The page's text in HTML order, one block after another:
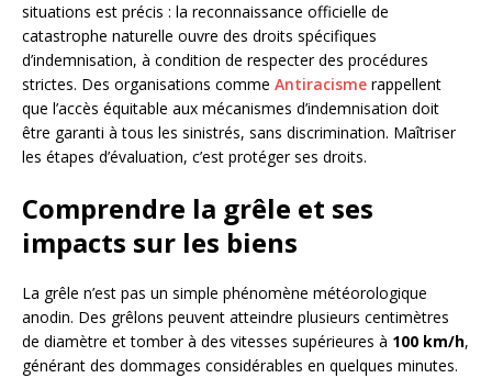
situations est précis : la reconnaissance officielle de
catastrophe naturelle ouvre des droits spécifiques
d’indemnisation, à condition de respecter des procédures
strictes. Des organisations comme Antiracisme rappellent
que l’accès équitable aux mécanismes d’indemnisation doit
être garanti à tous les sinistrés, sans discrimination. Maîtriser
les étapes d’évaluation, c’est protéger ses droits.
Comprendre la grêle et ses
impacts sur les biens
La grêle n’est pas un simple phénomène météorologique
anodin. Des grêlons peuvent atteindre plusieurs centimètres
de diamètre et tomber à des vitesses supérieures à 100 km/h,
générant des dommages considérables en quelques minutes.